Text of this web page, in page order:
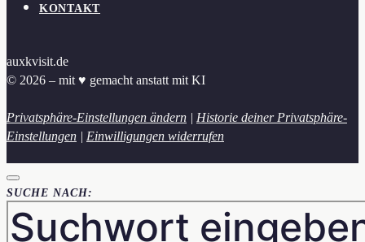
KONTAKT
auxkvisit.de
© 2026 – mit ♥︎ gemacht anstatt mit KI
Privatsphäre-Einstellungen ändern | Historie deiner Privatsphäre-
Einstellungen | Einwilligungen widerrufen
SUCHE NACH: